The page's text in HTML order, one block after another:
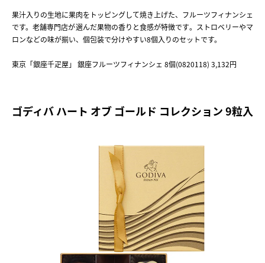
果汁入りの生地に果肉をトッピングして焼き上げた、フルーツフィナンシェ
です。老舗専門店が選んだ果物の香りと食感が特徴です。ストロベリーやマ
ロンなどの味が揃い、個包装で分けやすい8個入りのセットです。
東京「銀座千疋屋」 銀座フルーツフィナンシェ 8個(0820118) 3,132円
ゴディバ ハート オブ ゴールド コレクション 9粒入